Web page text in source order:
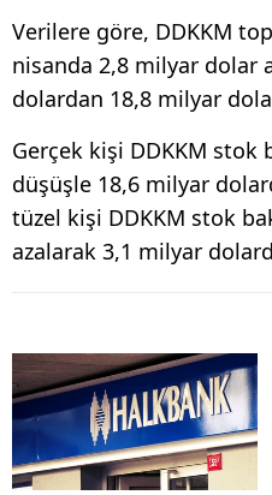
Verilere göre, DDKKM
nisanda 2,8 milyar dolar
dolardan 18,8 milyar
Gerçek kişi DDKKM
düşüşle 18,6 milyar
tüzel kişi DDKKM stok
azalarak 3,1 milyar